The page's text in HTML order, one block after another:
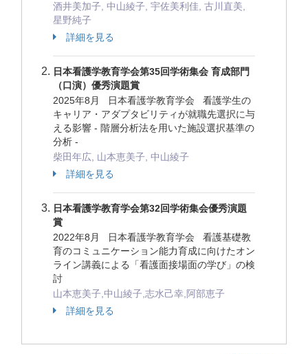
酒井美加子, 中山綾子, 宇佐美利佳, 古川直美,
星野純子
詳細を見る
日本看護学教育学会第35回学術集会 育成部門
（口演）優秀演題賞
2025年8月 日本看護学教育学会 看護学生の
キャリア・アダプタビリティが就職先選択に与
える影響 - 階層分析法を用いた施設選択基準の
分析 -
柴田年広, 山本恵美子, 中山綾子
詳細を見る
日本看護学教育学会第32回学術集会優秀演題
賞
2022年8月 日本看護学教育学会 看護基礎教
育のコミュニケーション能力育成に向けたオン
ライン講義による「看護面接場面の学び」の検
討
山本恵美子,中山綾子,志水己幸,阿部恵子
詳細を見る